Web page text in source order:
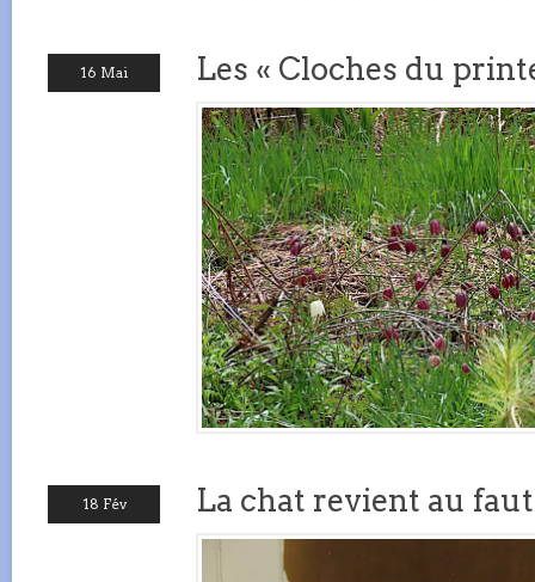
16 Mai Les « Cloches du
18 Fév La chat revient au